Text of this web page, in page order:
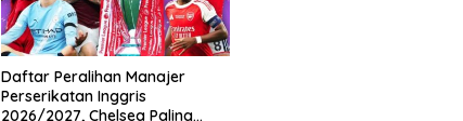
Daftar Peralihan Manajer
Perserikatan Inggris
2026/2027, Chelsea Paling